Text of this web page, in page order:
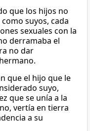
que los hijos no
suyos, cada
sexuales con la
derramaba el
no dar
que el hijo que le
suyo,
que se unía a la
vertía en tierra
a su